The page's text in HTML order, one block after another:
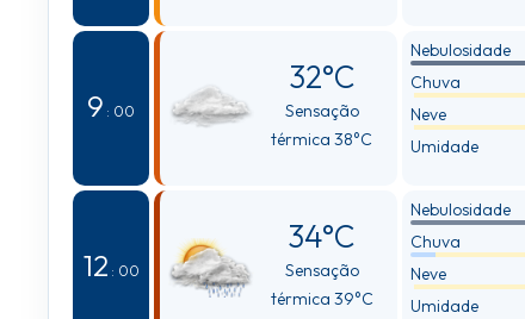
9 : 00
32°C
Sensação
térmica 38°C
Nebulosidade
Chuva
Neve
Umidade
12 : 00
34°C
Sensação
térmica 39°C
Nebulosidade
Chuva
Neve
Umidade